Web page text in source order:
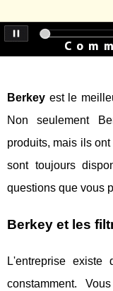
Berkey est le
Non seulement
produits, mais ils
sont toujours
questions que vous
Berkey et les
L'entreprise
constamment.